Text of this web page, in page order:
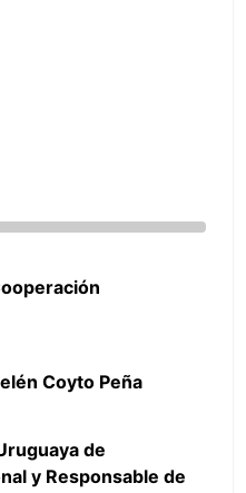
Coyto Peña
de
y Responsable de